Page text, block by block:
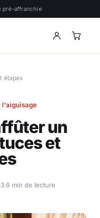
pré-affranchie
étapes
l'aiguisage
un
et
9 min de lecture